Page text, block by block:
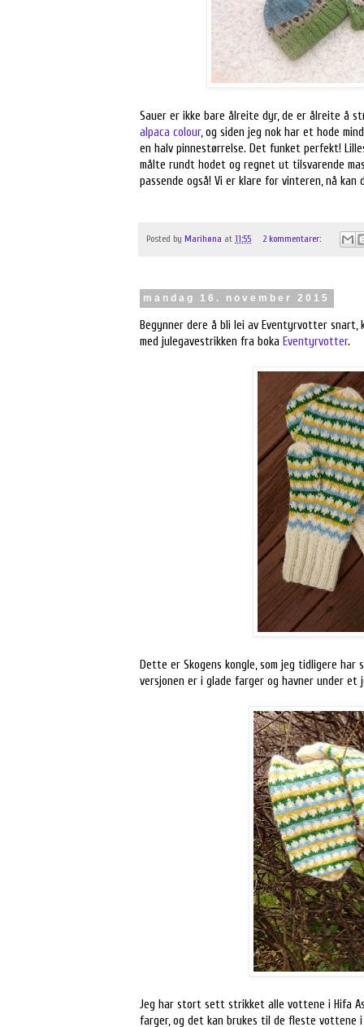
Sauer er ikke bare ålreite dyr, de er ålreite å
alpaca colour, og siden jeg nok har et hode
en halv pinnestørrelse. Det funket perfekt!
målte rundt hodet og regnet ut tilsvarende
passende også! Vi er klare for vinteren, nå kan
Posted by Marihøna at 11:55 2 kommentarer:
mandag 16. november 2015
Begynner dere å bli lei av Eventyrvotter snart,
med julegavestrikken fra boka Eventyrvotter.
Dette er Skogens kongle, som jeg tidligere
versjonen er i glade farger og havner under
Jeg har stort sett strikket alle vottene i Hifa
farger, og det kan brukes til de fleste vottene